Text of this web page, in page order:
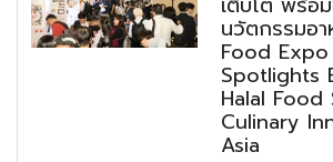
นวัตกรรมอา
Food
Spotlights
Halal
Culinary
Asia